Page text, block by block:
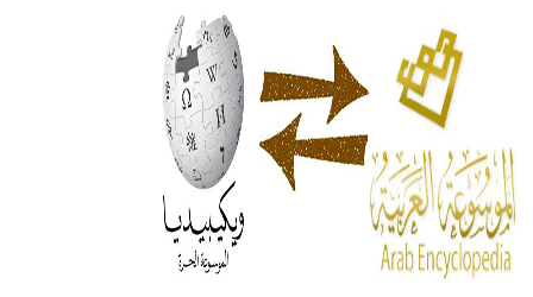
الحكم، الأدلة، تنظيم التغذية، ورسالته في جروح الرأس. ويعود
له الفضل بأنه حرر الطب من الدين والفلسفة.
- هل تعلم أن المرجان إفراز حيواني يتكون في البحر ويتركب
من مادة كربونات الكلسيوم، وهو أحمر أو شديد الحمرة وهو
أجود أنواعه، ويمتاز بكبر الحجم ويسمى الش